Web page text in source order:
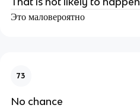
Это маловероятно
73
No chance